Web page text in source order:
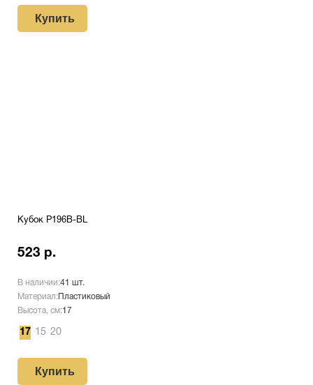
Купить
Кубок P196B-BL
523 р.
В наличии:41 шт.
Материал: Пластиковый
Высота, см:17
17 15 20
Купить